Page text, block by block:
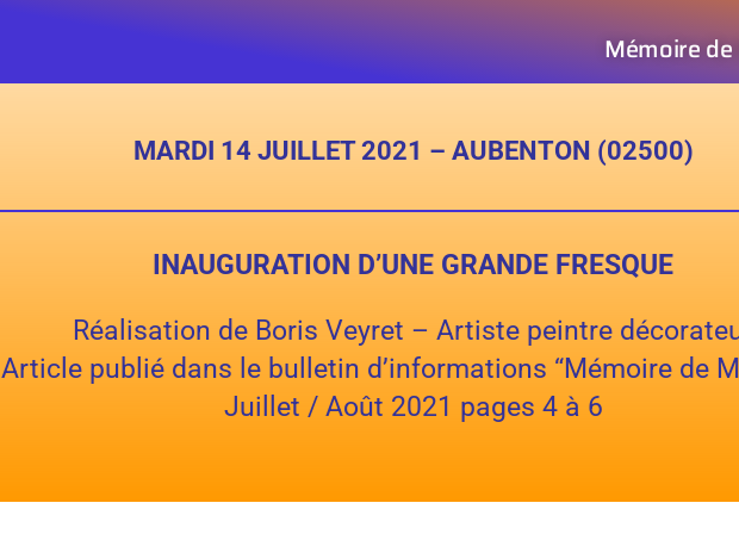
Mémoire
MARDI 14 JUILLET 2021 – AUBENTON (02500)
INAUGURATION D’UNE GRANDE FRESQUE
Réalisation de Boris Veyret – Artiste peintre
Article publié dans le bulletin d’informations “Mémoire de
Juillet / Août 2021 pages 4 à 6